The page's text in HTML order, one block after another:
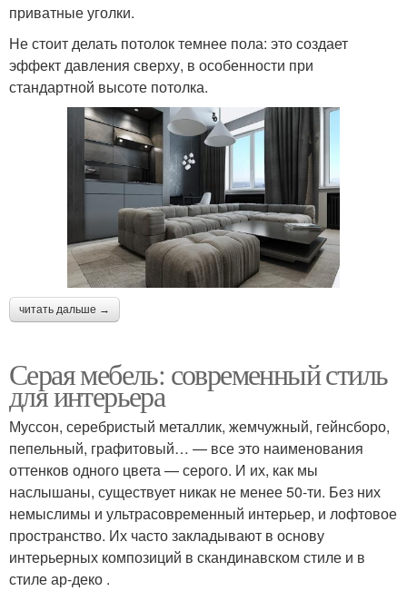
приватные уголки.
Не стоит делать потолок темнее пола: это создает
эффект давления сверху, в особенности при
стандартной высоте потолка.
читать дальше →
Серая мебель: современный стиль
для интерьера
Муссон, серебристый металлик, жемчужный, гейнсборо,
пепельный, графитовый… — все это наименования
оттенков одного цвета — серого. И их, как мы
наслышаны, существует никак не менее 50-ти. Без них
немыслимы и ультрасовременный интерьер, и лофтовое
пространство. Их часто закладывают в основу
интерьерных композиций в скандинавском стиле и в
стиле ар-деко .